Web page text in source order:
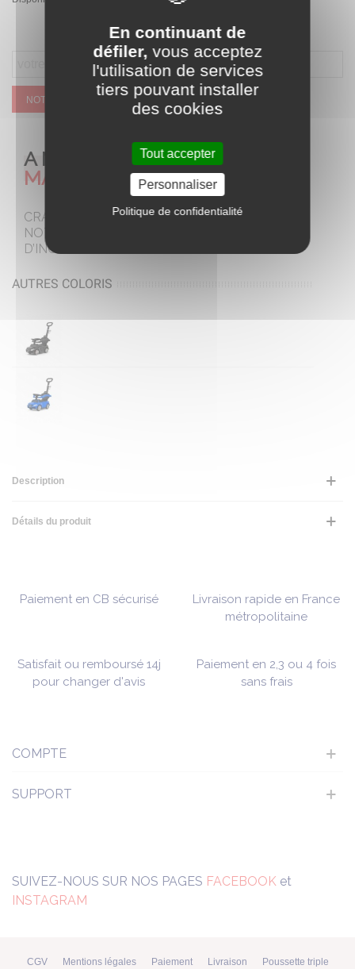
NOTIFIEZ MOI QUAND CE SERA DISPONIBLE
A NE PAS
MANQUER
CRAQUEZ POUR
NOTRE SELECTION
D’INCONTOURNABLES
AUTRES COLORIS
Description
Détails du produit
Paiement en CB sécurisé
Livraison rapide en France
métropolitaine
Satisfait ou remboursé 14j
pour changer d'avis
Paiement en 2,3 ou 4 fois
sans frais
SUIVEZ-NOUS SUR NOS PAGES FACEBOOK et
INSTAGRAM
COMPTE
SUPPORT
CGV Mentions légales Paiement Livraison Poussette triple
En continuant de
défiler, vous acceptez
l'utilisation de services
tiers pouvant installer
des cookies
Tout accepter
Personnaliser
Politique de confidentialité